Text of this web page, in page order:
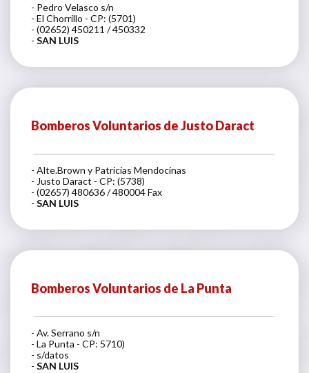
- Pedro Velasco s/n
- El Chorrillo - CP: (5701)
- (02652) 450211 / 450332
- SAN LUIS
Bomberos Voluntarios de Justo Daract
- Alte.Brown y Patricias Mendocinas
- Justo Daract - CP: (5738)
- (02657) 480636 / 480004 Fax
- SAN LUIS
Bomberos Voluntarios de La Punta
- Av. Serrano s/n
- La Punta - CP: 5710)
- s/datos
- SAN LUIS